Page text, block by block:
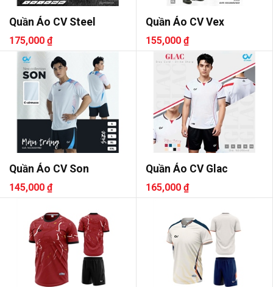
Quần Áo CV Steel
175,000 ₫
Quần Áo CV Vex
155,000 ₫
Quần Áo CV Son
145,000 ₫
Quần Áo CV Glac
165,000 ₫